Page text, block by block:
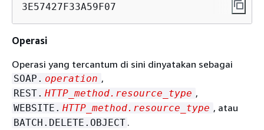
3E57427F33A59F07
Operasi
Operasi yang tercantum di sini dinyatakan sebagai
SOAP. operation ,
REST. HTTP_method.resource_type ,
WEBSITE. HTTP_method.resource_type , atau
BATCH.DELETE.OBJECT .